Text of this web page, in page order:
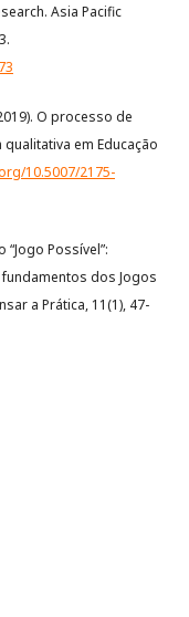
Asia Pacific
O processo de
em Educação
10.5007/2175-
“Jogo Possível”:
dos Jogos
a Prática, 11(1), 47-